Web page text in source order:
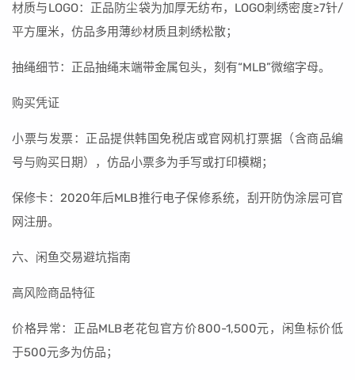
材质与LOGO：正品防尘袋为加厚无纺布，LOGO刺绣密度≥7针/
平方厘米，仿品多用薄纱材质且刺绣松散；
抽绳细节：正品抽绳末端带金属包头，刻有“MLB”微缩字母。
购买凭证
小票与发票：正品提供韩国免税店或官网机打票据（含商品编
号与购买日期），仿品小票多为手写或打印模糊；
保修卡：2020年后MLB推行电子保修系统，刮开防伪涂层可官
网注册。
六、闲鱼交易避坑指南
高风险商品特征
价格异常：正品MLB老花包官方价800-1,500元，闲鱼标价低
于500元多为仿品；